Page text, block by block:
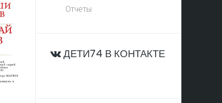
Отчеты
ДЕТИ74 В КОНТАКТЕ